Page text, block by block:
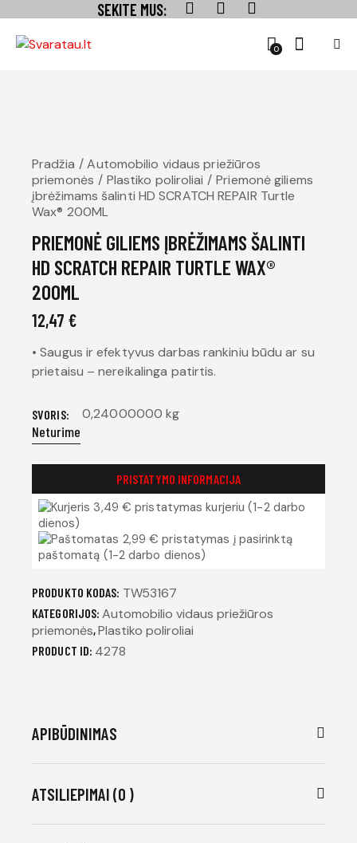
SEKITE MUS:
0
Pradžia
Automobilio vidaus priežiūros
priemonės
Plastiko poliroliai
Priemonė giliems
įbrėžimams šalinti HD SCRATCH REPAIR Turtle
Wax® 200ML
PRIEMONĖ GILIEMS ĮBRĖŽIMAMS ŠALINTI
HD SCRATCH REPAIR TURTLE WAX®
200ML
12,47 €
• Saugus ir efektyvus darbas rankiniu būdu ar su
prietaisu – nereikalinga patirtis.
SVORIS 0,24000000 kg
Neturime
PRISTATYMO INFORMACIJA
3,49 € pristatymas kurjeriu (1-2 darbo
dienos)
2,99 € pristatymas į pasirinktą
paštomatą (1-2 darbo dienos)
PRODUKTO KODAS: TW53167
KATEGORIJOS: Automobilio vidaus priežiūros
priemonės,Plastiko poliroliai
PRODUCT ID: 4278
APIBŪDINIMAS
ATSILIEPIMAI (0 )